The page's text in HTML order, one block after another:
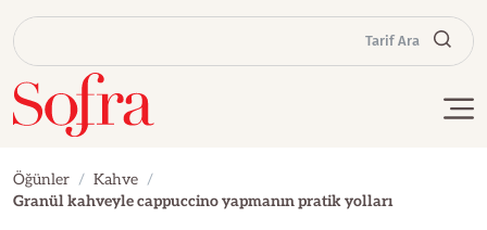
Tarif Ara
Öğünler
Kahve
Granül kahveyle cappuccino yapmanın pratik yolları